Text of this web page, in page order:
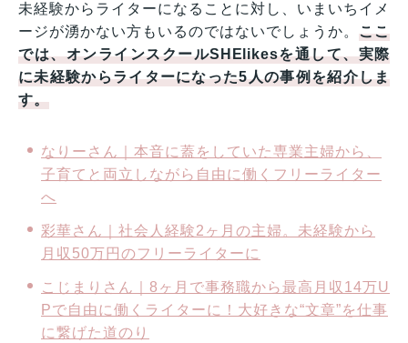
未経験からライターになることに対し、いまいちイメ
ージが湧かない方もいるのではないでしょうか。ここ
では、オンラインスクールSHElikesを通して、実際
に未経験からライターになった5人の事例を紹介しま
す。
なりーさん｜本音に蓋をしていた専業主婦から、
子育てと両立しながら自由に働くフリーライター
へ
彩華さん｜社会人経験2ヶ月の主婦。未経験から
月収50万円のフリーライターに
こじまりさん｜8ヶ月で事務職から最高月収14万U
Pで自由に働くライターに！大好きな“文章”を仕事
に繋げた道のり